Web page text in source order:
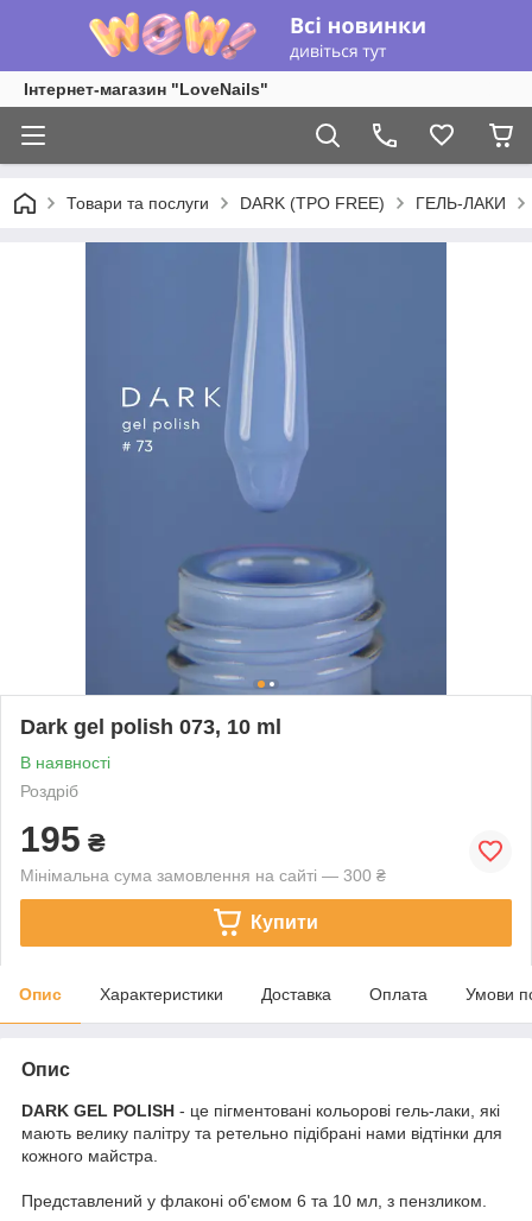
Інтернет-магазин "LoveNails"
Товари та послуги DARK (TPO FREE) ГЕЛЬ-ЛАКИ
Dark gel polish 073, 10 ml
В наявності
Роздріб
195 ₴
Мінімальна сума замовлення на сайті — 300 ₴
Купити
Опис Характеристики Доставка Оплата Умови
Опис
DARK GEL POLISH - це пігментовані кольорові гель-лаки, які
мають велику палітру та ретельно підібрані нами відтінки для
кожного майстра.
Представлений у флаконі об'ємом 6 та 10 мл, з пензликом.